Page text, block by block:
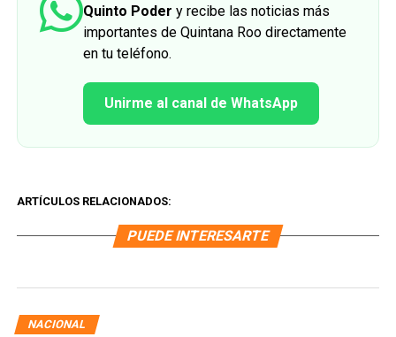
Quinto Poder y recibe las noticias más
importantes de Quintana Roo directamente
en tu teléfono.
Unirme al canal de WhatsApp
ARTÍCULOS RELACIONADOS:
PUEDE INTERESARTE
NACIONAL